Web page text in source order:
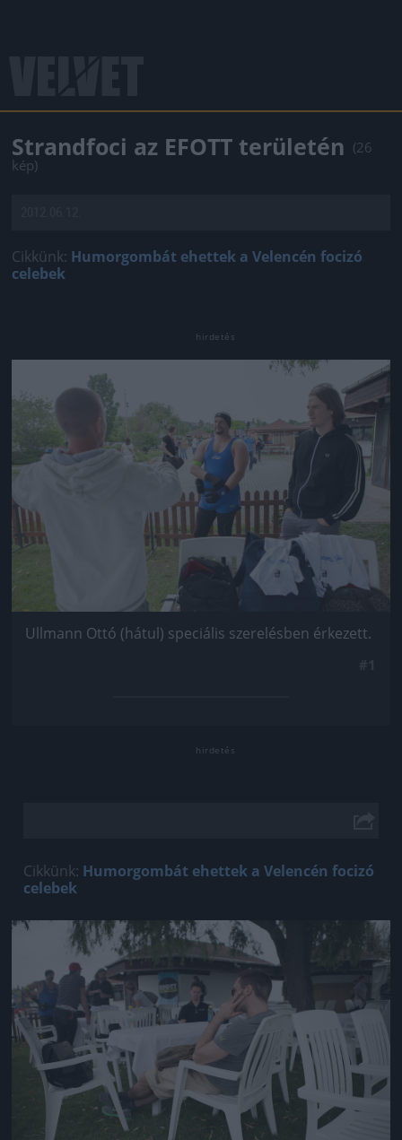
Strandfoci az EFOTT területén (26
kép)
Cikkünk: Humorgombát ehettek a Velencén focizó
celebek
Ullmann Ottó (hátul) speciális szerelésben érkezett.
Cikkünk: Humorgombát ehettek a Velencén focizó
celebek
Jön még kép!